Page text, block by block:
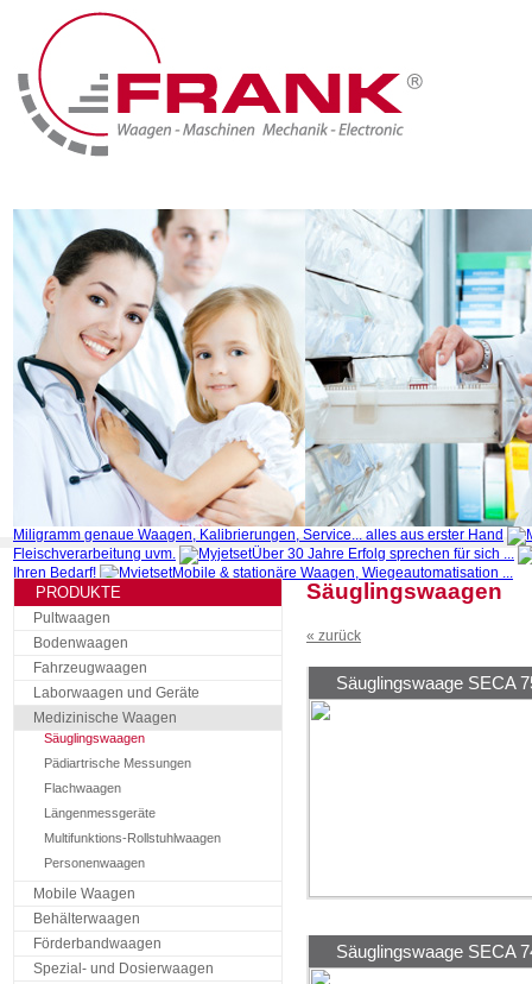
Miligramm genaue Waagen, Kalibrierungen, Service... alles aus erster Hand
Fleischverarbeitung uvm.
Über 30 Jahre Erfolg sprechen für sich ...
Ihren Bedarf!
Mobile & stationäre Waagen, Wiegeautomatisation ...
3 4 5
PRODUKTE
Pultwaagen
Bodenwaagen
Fahrzeugwaagen
Laborwaagen und Geräte
Medizinische Waagen
Säuglingswaagen
Pädiartrische Messungen
Flachwaagen
Längenmessgeräte
Multifunktions-Rollstuhlwaagen
Personenwaagen
Mobile Waagen
Behälterwaagen
Förderbandwaagen
Spezial- und Dosierwaagen
Säuglingswaagen
« zurück
Säuglingswaage SECA
Säuglingswaage SECA